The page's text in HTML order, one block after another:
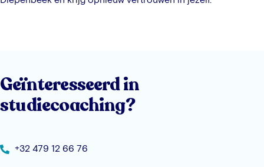
Geïnteresseerd in
studiecoaching?
+32 479 12 66 76